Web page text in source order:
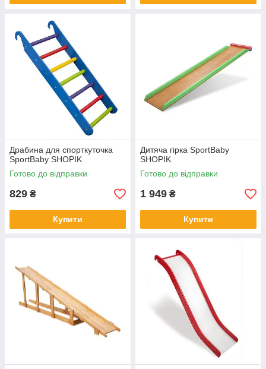
Драбина для спорткуточка
SportBaby SHOPIK
Готово до відправки
829 ₴
Купити
Дитяча гірка SportBaby
SHOPIK
Готово до відправки
1 949 ₴
Купити